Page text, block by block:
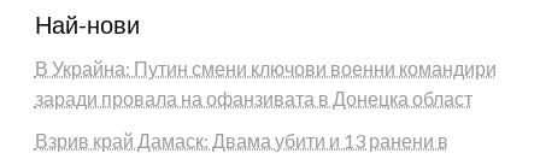
Най-нови
В Украйна: Путин смени ключови военни командири
заради провала на офанзивата в Донецка област
Взрив край Дамаск: Двама убити и 13 ранени в